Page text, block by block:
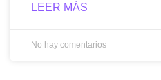
LEER MÁS
No hay comentarios